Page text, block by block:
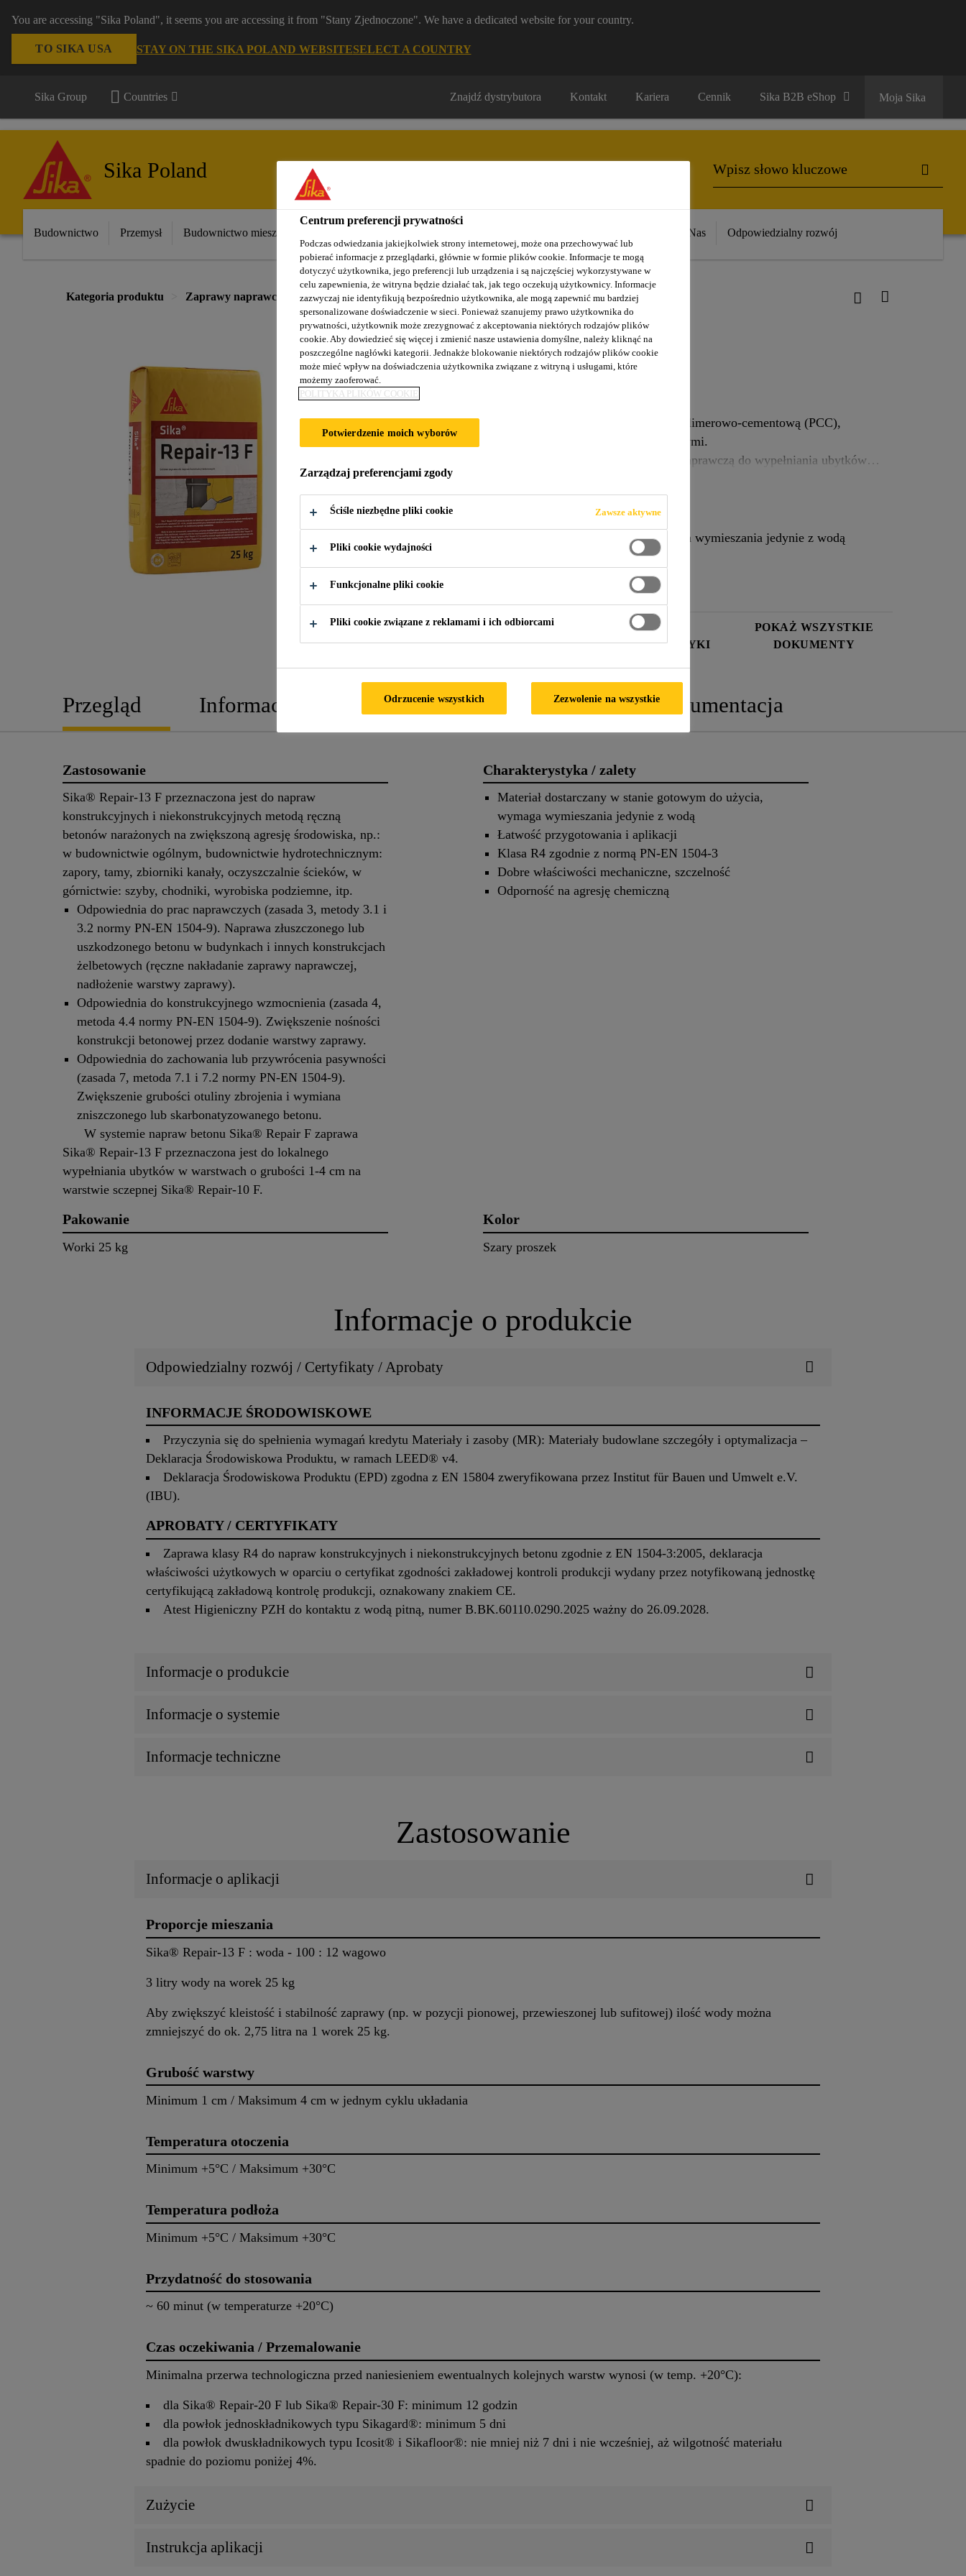
You are accessing "Sika Poland", it seems you are accessing it from "Stany Zjednoczone". We have a dedicated website for your country.
TO SIKA USA STAY ON THE SIKA POLAND WEBSITESELECT A COUNTRY
Sika Group Countries Znajdź dystrybutora Kontakt Kariera Cennik Sika B2B eShop Moja Sika
Sika Poland
Budownictwo Przemysł Budownictwo mieszkaniowe O Nas Odpowiedzialny rozwój
Kategoria produktu Zaprawy naprawcze i montażowe Sika® Repair-13 F
Sika® Repair-13 F
Zaprawa do napraw betonu
Sika® Repair-13 F jest gotową, jednoskładnikową zaprawą polimerowo-cementową (PCC),
zawierającą mikrokrzemionkę, zbrojoną włóknami syntetycznymi.
Sika® Repair-13 F w systemie Sika® Repair F jest zaprawą naprawczą do wypełniania ubytków
betonu z zastosowaniem warstwy sczepnej Sika® Repair-10 F. Zaprawę można nanosić metodą
ręczną lub metodą natrysku na mokro. Sika® Repair-13 F spełnia wymagania dla zaprawy
naprawczej klasy R4 zgodnie z PN-EN 1504-3.
Więcej treści +
Materiał dostarczany w stanie gotowym do użycia, wymaga wymieszania jedynie z wodą
Klasa R4 zgodnie z normą PN-EN 1504-3
KARTA INFORMACYJNA
PRODUKTU
KARTA
CHARAKTERYSTYKI
POKAŻ WSZYSTKIE
DOKUMENTY
Przegląd Informacje o produkcie Zastosowanie Dokumentacja
Zastosowanie
Sika® Repair-13 F przeznaczona jest do napraw
konstrukcyjnych i niekonstrukcyjnych metodą ręczną
betonów narażonych na zwiększoną agresję środowiska, np.:
w budownictwie ogólnym, budownictwie hydrotechnicznym:
zapory, tamy, zbiorniki kanały, oczyszczalnie ścieków, w
górnictwie: szyby, chodniki, wyrobiska podziemne, itp.
Odpowiednia do prac naprawczych (zasada 3, metody 3.1 i
3.2 normy PN-EN 1504-9). Naprawa złuszczonego lub
uszkodzonego betonu w budynkach i innych konstrukcjach
żelbetowych (ręczne nakładanie zaprawy naprawczej,
nadłożenie warstwy zaprawy).
Odpowiednia do konstrukcyjnego wzmocnienia (zasada 4,
metoda 4.4 normy PN-EN 1504-9). Zwiększenie nośności
konstrukcji betonowej przez dodanie warstwy zaprawy.
Odpowiednia do zachowania lub przywrócenia pasywności
(zasada 7, metoda 7.1 i 7.2 normy PN-EN 1504-9).
Zwiększenie grubości otuliny zbrojenia i wymiana
zniszczonego lub skarbonatyzowanego betonu.
W systemie napraw betonu Sika® Repair F zaprawa
Sika® Repair-13 F przeznaczona jest do lokalnego
wypełniania ubytków w warstwach o grubości 1-4 cm na
warstwie sczepnej Sika® Repair-10 F.
Charakterystyka / zalety
Materiał dostarczany w stanie gotowym do użycia,
wymaga wymieszania jedynie z wodą
Łatwość przygotowania i aplikacji
Klasa R4 zgodnie z normą PN-EN 1504-3
Dobre właściwości mechaniczne, szczelność
Odporność na agresję chemiczną
Pakowanie
Worki 25 kg
Kolor
Szary proszek
Informacje o produkcie
Odpowiedzialny rozwój / Certyfikaty / Aprobaty
INFORMACJE ŚRODOWISKOWE
Przyczynia się do spełnienia wymagań kredytu Materiały i zasoby (MR): Materiały budowlane szczegóły i optymalizacja –
Deklaracja Środowiskowa Produktu, w ramach LEED® v4.
Deklaracja Środowiskowa Produktu (EPD) zgodna z EN 15804 zweryfikowana przez Institut für Bauen und Umwelt e.V.
(IBU).
APROBATY / CERTYFIKATY
Zaprawa klasy R4 do napraw konstrukcyjnych i niekonstrukcyjnych betonu zgodnie z EN 1504-3:2005, deklaracja
właściwości użytkowych w oparciu o certyfikat zgodności zakładowej kontroli produkcji wydany przez notyfikowaną jednostkę
certyfikującą zakładową kontrolę produkcji, oznakowany znakiem CE.
Atest Higieniczny PZH do kontaktu z wodą pitną, numer B.BK.60110.0290.2025 ważny do 26.09.2028.
Informacje o produkcie
Informacje o systemie
Informacje techniczne
Zastosowanie
Informacje o aplikacji
Proporcje mieszania
Sika® Repair-13 F : woda - 100 : 12 wagowo
3 litry wody na worek 25 kg
Aby zwiększyć kleistość i stabilność zaprawy (np. w pozycji pionowej, przewieszonej lub sufitowej) ilość wody można
zmniejszyć do ok. 2,75 litra na 1 worek 25 kg.
Grubość warstwy
Minimum 1 cm / Maksimum 4 cm w jednym cyklu układania
Temperatura otoczenia
Minimum +5°C / Maksimum +30°C
Temperatura podłoża
Minimum +5°C / Maksimum +30°C
Przydatność do stosowania
~ 60 minut (w temperaturze +20°C)
Czas oczekiwania / Przemalowanie
Minimalna przerwa technologiczna przed naniesieniem ewentualnych kolejnych warstw wynosi (w temp. +20°C):
dla Sika® Repair-20 F lub Sika® Repair-30 F: minimum 12 godzin
dla powłok jednoskładnikowych typu Sikagard®: minimum 5 dni
dla powłok dwuskładnikowych typu Icosit® i Sikafloor®: nie mniej niż 7 dni i nie wcześniej, aż wilgotność materiału
spadnie do poziomu poniżej 4%.
Zużycie
Instrukcja aplikacji
Centrum preferencji prywatności
Podczas odwiedzania jakiejkolwiek strony internetowej, może ona przechowywać lub
pobierać informacje z przeglądarki, głównie w formie plików cookie. Informacje te mogą
dotyczyć użytkownika, jego preferencji lub urządzenia i są najczęściej wykorzystywane w
celu zapewnienia, że witryna będzie działać tak, jak tego oczekują użytkownicy. Informacje
zazwyczaj nie identyfikują bezpośrednio użytkownika, ale mogą zapewnić mu bardziej
spersonalizowane doświadczenie w sieci. Ponieważ szanujemy prawo użytkownika do
prywatności, użytkownik może zrezygnować z akceptowania niektórych rodzajów plików
cookie. Aby dowiedzieć się więcej i zmienić nasze ustawienia domyślne, należy kliknąć na
poszczególne nagłówki kategorii. Jednakże blokowanie niektórych rodzajów plików cookie
może mieć wpływ na doświadczenia użytkownika związane z witryną i usługami, które
możemy zaoferować.
POLITYKA PLIKÓW COOKIE
Potwierdzenie moich wyborów
Zarządzaj preferencjami zgody
Ściśle niezbędne pliki cookie Zawsze aktywne
Pliki cookie wydajności
Funkcjonalne pliki cookie
Pliki cookie związane z reklamami i ich odbiorcami
Odrzucenie wszystkich Zezwolenie na wszystkie